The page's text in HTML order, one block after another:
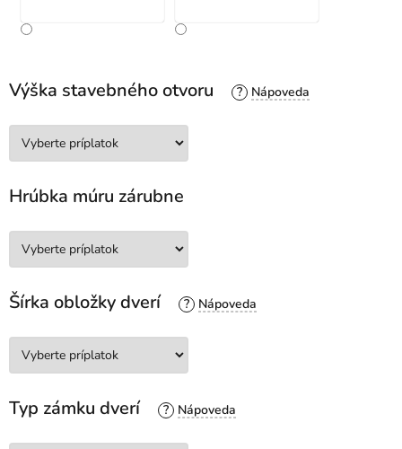
Výška stavebného otvoru ?
Hrúbka múru zárubne
Šírka obložky dverí ?
Typ zámku dverí ?